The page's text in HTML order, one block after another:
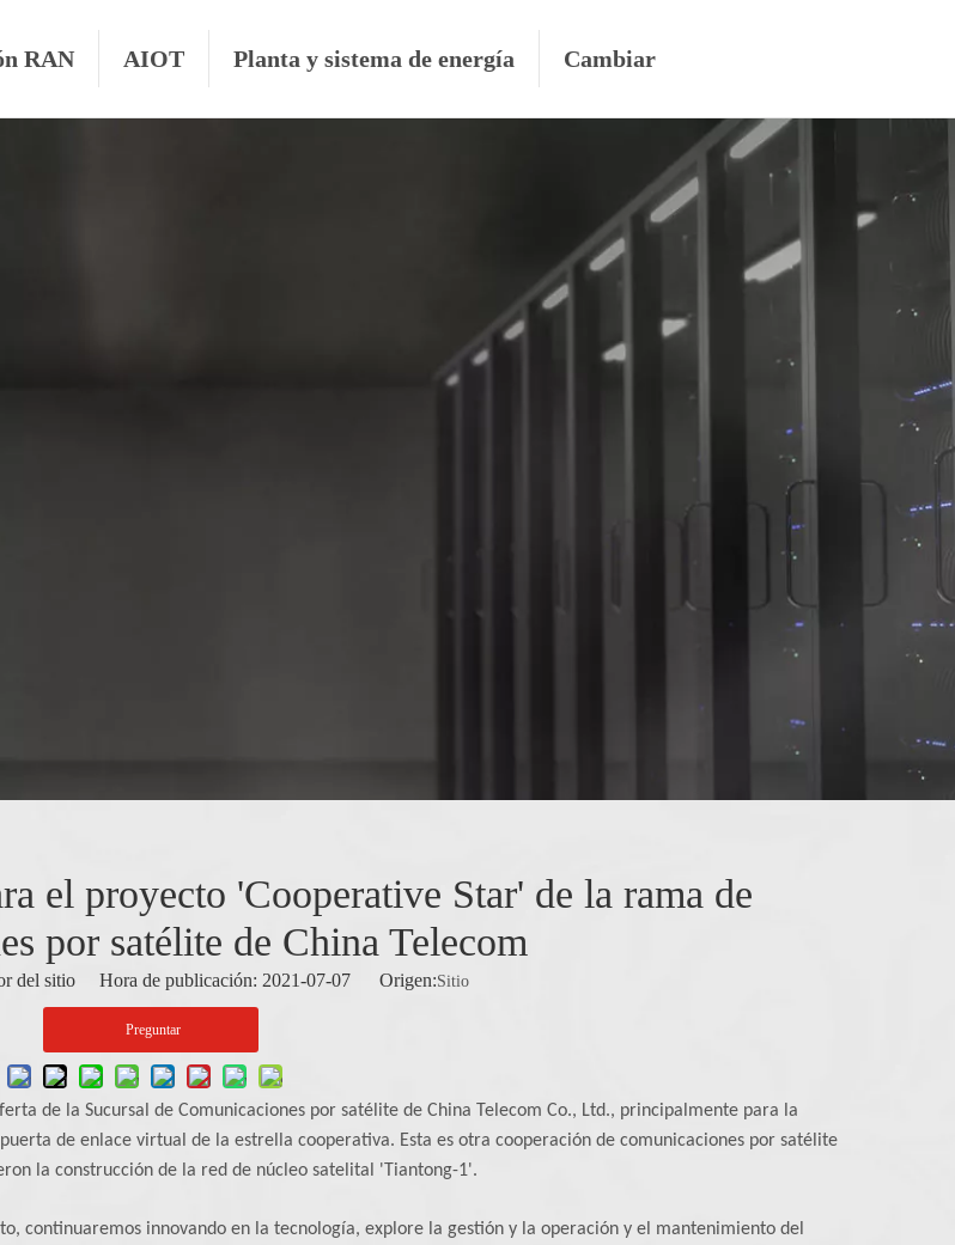
RAN AIOT Planta y sistema de energía Cambiar
el proyecto 'Cooperative Star' de la rama de
por satélite de China Telecom
sitio Hora de publicación: 2021-07-07 Origen:Sitio
Preguntar
de la Sucursal de Comunicaciones por satélite de China Telecom Co., Ltd., principalmente para la
de enlace virtual de la estrella cooperativa. Esta es otra cooperación de comunicaciones por satélite
la construcción de la red de núcleo satelital 'Tiantong-1'.
continuaremos innovando en la tecnología, explore la gestión y la operación y el mantenimiento del